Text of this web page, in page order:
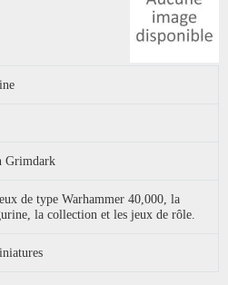
Grimdark
de type Warhammer 40,000, la
la collection et les jeux de rôle.